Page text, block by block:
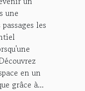
une
les
en un
grâce à...